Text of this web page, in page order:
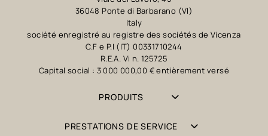
36048 Ponte di Barbarano (VI)
Italy
société enregistré au registre des sociétés de Vicenza
C.F e P.I (IT) 00331710244
R.E.A. Vi n. 125725
Capital social : 3 000 000,00 € entièrement versé
PRODUITS
PRESTATIONS DE SERVICE